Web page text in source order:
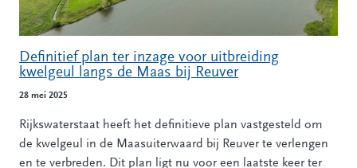
Definitief plan ter inzage voor uitbreiding
kwelgeul langs de Maas bij Reuver
28 mei 2025
Rijkswaterstaat heeft het definitieve plan vastgesteld om
de kwelgeul in de Maasuiterwaard bij Reuver te verlengen
en te verbreden. Dit plan ligt nu voor een laatste keer ter